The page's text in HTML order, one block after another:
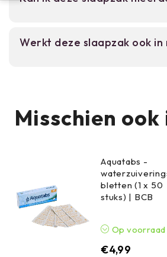
opbergt na gebruik en niet
Werkt deze slaapzak ook
Misschien
Aquatabs -
bletten (1 x 50
stuks) | BCB
Op voorraad
€4,99